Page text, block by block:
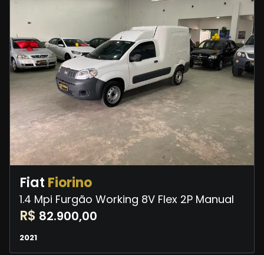
Fiat Fiorino
1.4 Mpi Furgão Working 8V Flex 2P Manual
R$ 82.900,00
2021